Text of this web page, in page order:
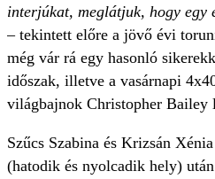
interjúkat, meglátjuk, hogy egy
– tekintett előre a jövő évi
még vár rá egy hasonló
időszak, illetve a vasárnapi
világbajnok Christopher Bailey
Szűcs Szabina és Krizsán
(hatodik és nyolcadik hely)